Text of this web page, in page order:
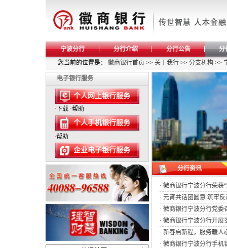
宁波分行 分行介绍 分行公告
分
您当前的位置是： 徽商银行首页 >> 关于我行 >> 分支机构 >>
电子银行服务
个人网上银行服务
· 下载 ·帮助
个人手机银行服务
·帮助
企业电子银行服务
分行资讯
· 徽商银行宁波分行荣获
· 元宵共话团圆意 筑牢反
· 徽商银行宁波分行党委
· 徽商银行宁波分行开展
· 新春启新程，服务暖
· 徽商银行宁波分行手机